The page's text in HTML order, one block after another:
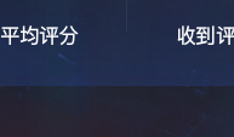
平均评分 收到